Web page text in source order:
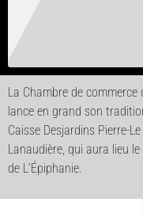
La Chambre de commerce
lance en grand son
Caisse Desjardins Pierre-
Lanaudière, qui aura lieu
de L’Épiphanie.